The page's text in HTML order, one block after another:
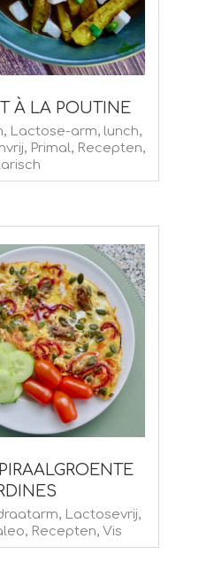
À LA POUTINE
, Lactose-arm, lunch,
, Primal, Recepten,
, Lactosevrij,
, Recepten, Vis